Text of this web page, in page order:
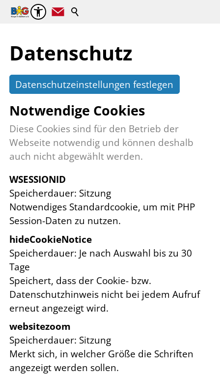
Datenschutz
Datenschutzeinstellungen festlegen
Notwendige Cookies
Diese Cookies sind für den Betrieb der
Webseite notwendig und können deshalb
auch nicht abgewählt werden.
WSESSIONID
Speicherdauer Sitzung
Notwendiges Standardcookie, um mit PHP
Session-Daten zu nutzen.
hideCookieNotice
Speicherdauer Je nach Auswahl bis zu 30
Tage
Speichert, dass der Cookie- bzw.
Datenschutzhinweis nicht bei jedem Aufruf
erneut angezeigt wird.
websitezoom
Speicherdauer Sitzung
Merkt sich, in welcher Größe die Schriften
angezeigt werden sollen.